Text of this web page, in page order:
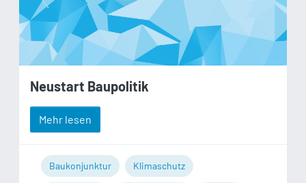
Neustart Baupolitik
Mehr lesen
Baukonjunktur Klimaschutz